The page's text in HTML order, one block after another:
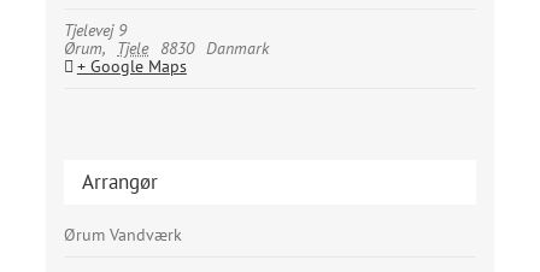
Tjelevej 9
Ørum, Tjele 8830 Danmark
+ Google Maps
Arrangør
Ørum Vandværk